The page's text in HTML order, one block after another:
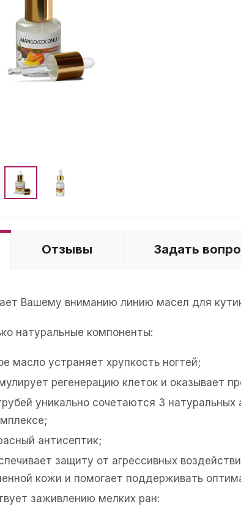
Отзывы Задать
Вашему вниманию линию масел для
натуральные компоненты:
масло устраняет хрупкость ногтей;
регенерацию клеток и оказывает
уникально сочетаются 3
антисептик;
защиту от агрессивных
кожи и помогает поддерживать
заживлению мелких ран: